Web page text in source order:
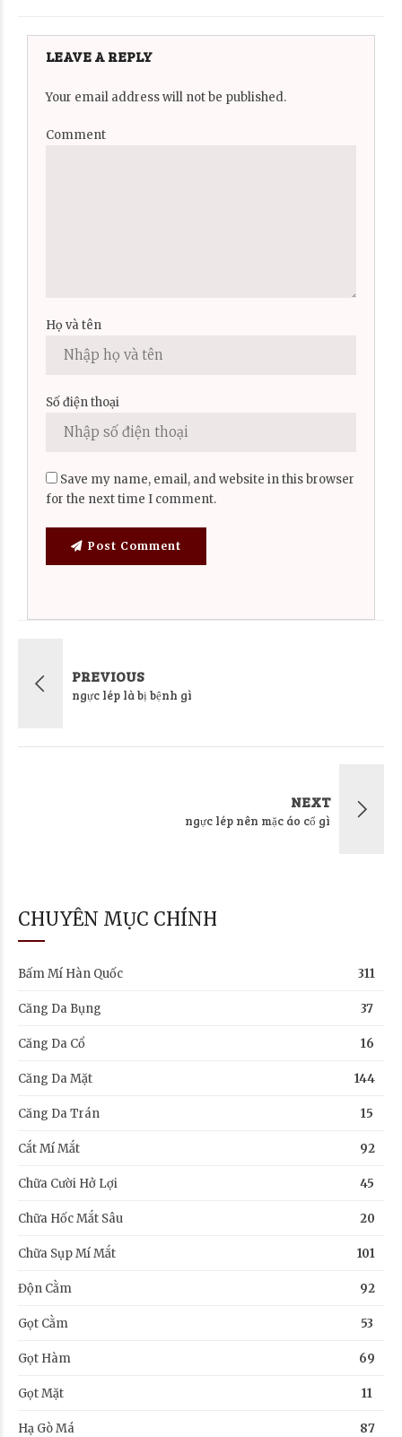
LEAVE A REPLY
Your email address will not be published.
Comment
Họ và tên
Số điện thoại
Save my name, email, and website in this browser
for the next time I comment.
Post Comment
PREVIOUS
ngực lép là bị bệnh gì
NEXT
ngực lép nên mặc áo cổ gì
CHUYÊN MỤC CHÍNH
Bấm Mí Hàn Quốc 311
Căng Da Bụng 37
Căng Da Cổ 16
Căng Da Mặt 144
Căng Da Trán 15
Cắt Mí Mắt 92
Chữa Cười Hở Lợi 45
Chữa Hốc Mắt Sâu 20
Chữa Sụp Mí Mắt 101
Độn Cằm 92
Gọt Cằm 53
Gọt Hàm 69
Gọt Mặt 11
Hạ Gò Má 87